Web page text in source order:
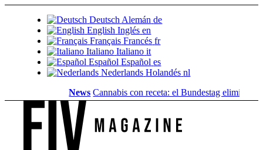
Deutsch Alemán de
English Inglés en
Français Francés fr
Italiano Italiano it
Español Español es
Nederlands Holandés nl
News Cannabis con receta: el Bundestag elimina la...